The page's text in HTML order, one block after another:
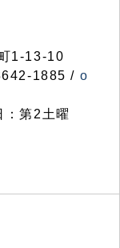
1-13-10
1885 / o
第2土曜